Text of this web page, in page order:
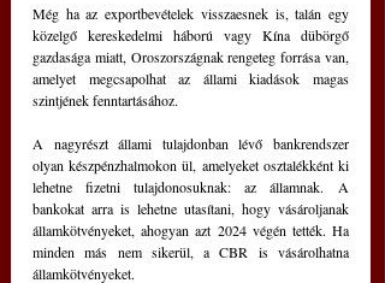
Még ha az exportbevételek visszaesnek is, talán egy
közelgő kereskedelmi háború vagy Kína dübörgő
gazdasága miatt, Oroszországnak rengeteg forrása van,
amelyet megcsapolhat az állami kiadások magas
szintjének fenntartásához.
A nagyrészt állami tulajdonban lévő bankrendszer
olyan készpénzhalmokon ül, amelyeket osztalékként ki
lehetne fizetni tulajdonosuknak: az államnak. A
bankokat arra is lehetne utasítani, hogy vásároljanak
államkötvényeket, ahogyan azt 2024 végén tették. Ha
minden más nem sikerül, a CBR is vásárolhatna
államkötvényeket.